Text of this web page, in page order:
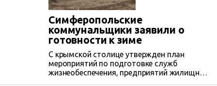
Симферопольские
коммунальщики заявили о
готовности к зиме
С крымской столице утвержден план
мероприятий по подготовке служб
жизнеобеспечения, предприятий жилищно-